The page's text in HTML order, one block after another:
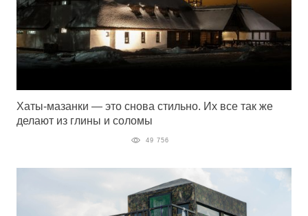
Хаты-мазанки — это снова стильно. Их все так же
делают из глины и соломы
49 756